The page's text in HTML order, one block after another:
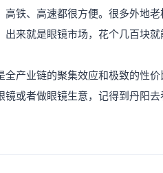
铁、高速都很方便。很多外地
来就是眼镜市场，花个几百块
产业链的聚集效应和极致的性
或者做眼镜生意，记得到丹阳去